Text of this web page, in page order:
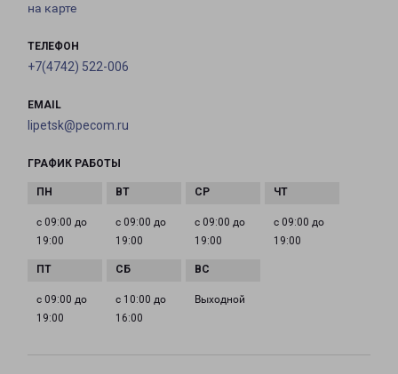
на карте
ТЕЛЕФОН
+7(4742) 522-006
EMAIL
lipetsk@pecom.ru
ГРАФИК РАБОТЫ
с 09:00 до
19:00
с 09:00 до
19:00
с 09:00 до
19:00
с 09:00 до
19:00
с 09:00 до
19:00
с 10:00 до
16:00
Выходной